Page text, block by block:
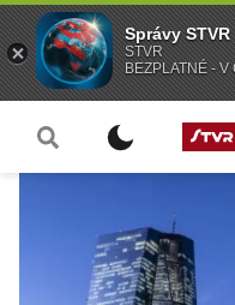
Správy STVR
STVR
BEZPLATNÉ - V